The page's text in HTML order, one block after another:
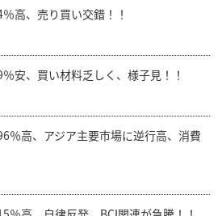
高、売り買い交錯！！
安、買い材料乏しく、様子見！！
％高、アジア主要市場に逆行高、消費